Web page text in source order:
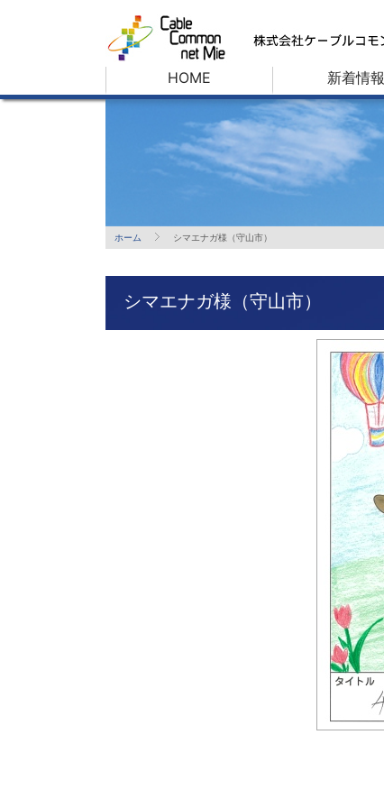
HOME 新着情報
ホーム シマエナガ様（守山市）
シマエナガ様（守山市）